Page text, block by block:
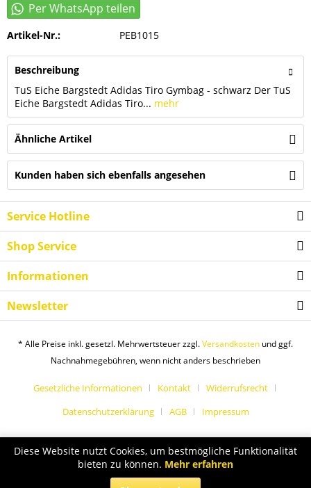
Artikel-Nr.: PEB1015
Beschreibung
TuS Eiche Bargstedt Adidas Tiro Gymbag - schwarz Der TuS
Eiche Bargstedt Adidas Tiro... mehr
Ähnliche Artikel
Kunden haben sich ebenfalls angesehen
Service Hotline
Shop Service
Informationen
Newsletter
* Alle Preise inkl. gesetzl. Mehrwertsteuer zzgl.Versandkosten und ggf.
Nachnahmegebühren, wenn nicht anders beschrieben
Gesetzliche Informationen Kontakt
Widerrufsrecht
Datenschutzerklärung
AGB Impressum
Sport Bargfrede Partnershop
Copyright 2020 Sport Bargfrede I Alle Rechte vorbehalten
Diese Website nutzt Cookies, um bestmögliche Funktionalität
bieten zu können. Mehr erfahren